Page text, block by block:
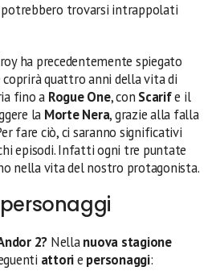
potrebbero trovarsi intrappolati
ha precedentemente spiegato
coprirà quattro anni della vita di
fino a Rogue One, con Scarife il
la Morte Nera, grazie alla falla
fare ciò, ci saranno significativi
episodi. Infatti ogni tre puntate
nella vita del nostro protagonista.
2? Nellanuova stagione
attorie personaggi: